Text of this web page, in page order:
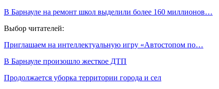
В Барнауле на ремонт школ выделили более 160 миллионов…
Выбор читателей:
Приглашаем на интеллектуальную игру «Автостопом по…
В Барнауле произошло жесткое ДТП
Продолжается уборка территории города и сел